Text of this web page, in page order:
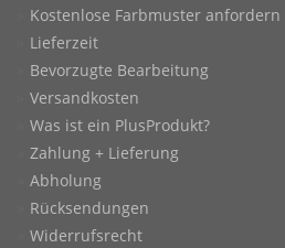
Kostenlose Farbmuster anfordern
Lieferzeit
Bevorzugte Bearbeitung
Versandkosten
Was ist ein PlusProdukt?
Zahlung + Lieferung
Abholung
Rücksendungen
Widerrufsrecht